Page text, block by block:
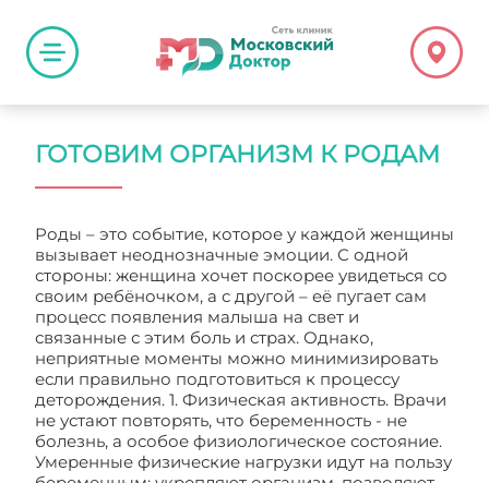
ГОТОВИМ ОРГАНИЗМ К РОДАМ
Роды – это событие, которое у каждой женщины
вызывает неоднозначные эмоции. С одной
стороны: женщина хочет поскорее увидеться со
своим ребёночком, а с другой – её пугает сам
процесс появления малыша на свет и
связанные с этим боль и страх. Однако,
неприятные моменты можно минимизировать
если правильно подготовиться к процессу
деторождения. 1. Физическая активность. Врачи
не устают повторять, что беременность - не
болезнь, а особое физиологическое состояние.
Умеренные физические нагрузки идут на пользу